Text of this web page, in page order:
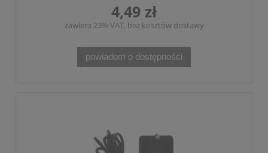
4,49 zł
zawiera 23% VAT, bez kosztów dostawy
powiadom o dostępności